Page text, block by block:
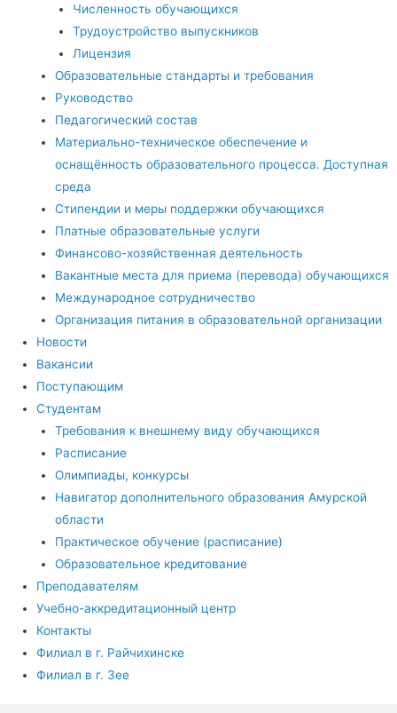
Численность обучающихся
Трудоустройство выпускников
Лицензия
Образовательные стандарты и требования
Руководство
Педагогический состав
Материально-техническое обеспечение и
оснащённость образовательного процесса. Доступная
среда
Стипендии и меры поддержки обучающихся
Платные образовательные услуги
Финансово-хозяйственная деятельность
Вакантные места для приема (перевода) обучающихся
Международное сотрудничество
Организация питания в образовательной организации
Новости
Вакансии
Поступающим
Студентам
Требования к внешнему виду обучающихся
Расписание
Олимпиады, конкурсы
Навигатор дополнительного образования Амурской
области
Практическое обучение (расписание)
Образовательное кредитование
Преподавателям
Учебно-аккредитационный центр
Контакты
Филиал в г. Райчихинске
Филиал в г. Зее